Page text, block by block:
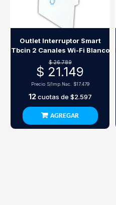
Outlet Interruptor Smart
Tbcin 2 Canales Wi-Fi Blanco
$ 26.789
$ 21.149
Precio S/Imp.Nac. $17.479
12cuotas de $2.597
AGREGAR